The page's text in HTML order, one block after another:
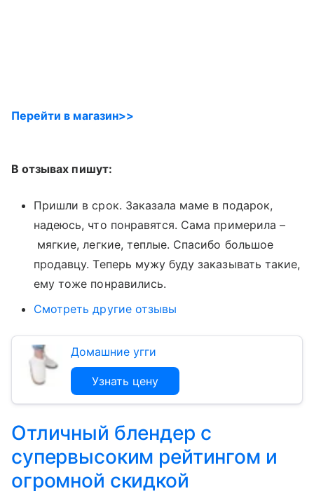
Перейти в магазин>>
В отзывах пишут:
Пришли в срок. Заказала маме в подарок,
надеюсь, что понравятся. Сама примерила –
мягкие, легкие, теплые. Спасибо большое
продавцу. Теперь мужу буду заказывать такие,
ему тоже понравились.
Смотреть другие отзывы
Домашние угги
Узнать цену
Отличный блендер с
супервысоким рейтингом и
огромной скидкой